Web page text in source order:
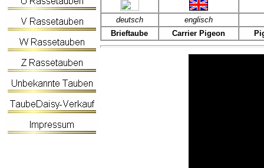
deutsch
englisch
Brieftaube
Carrier Pigeon